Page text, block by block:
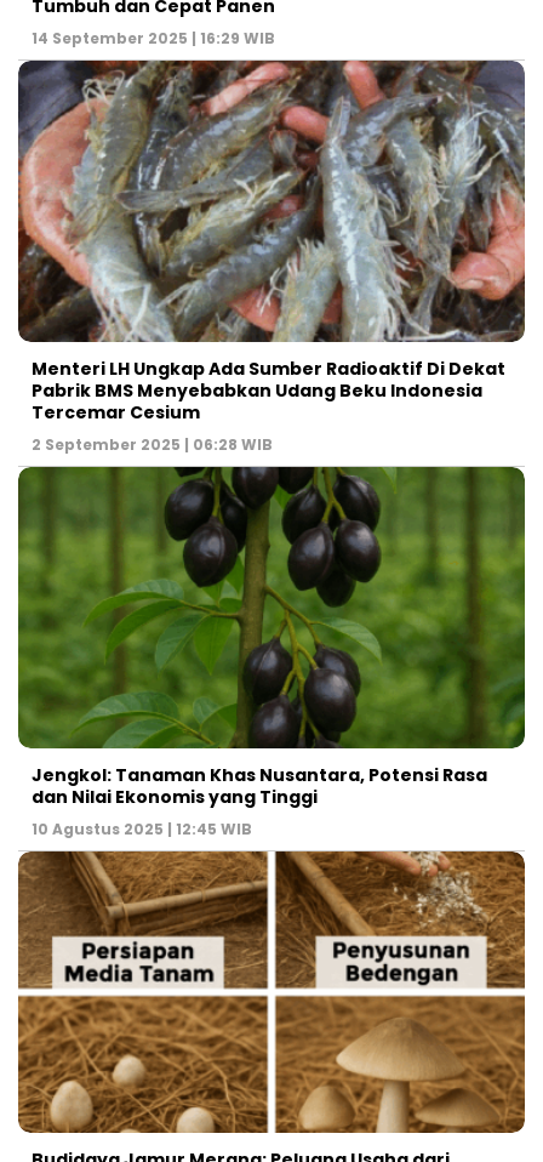
Tumbuh dan Cepat Panen
14 September 2025 | 16:29 WIB
Menteri LH Ungkap Ada Sumber Radioaktif Di Dekat
Pabrik BMS Menyebabkan Udang Beku Indonesia
Tercemar Cesium
2 September 2025 | 06:28 WIB
Jengkol: Tanaman Khas Nusantara, Potensi Rasa
dan Nilai Ekonomis yang Tinggi
10 Agustus 2025 | 12:45 WIB